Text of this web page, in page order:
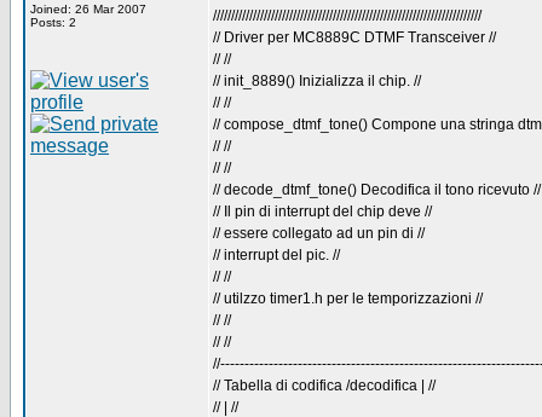
Joined: 26 Mar 2007
Posts: 2
//////////////////////////////////////////////////////////////////////////
// Driver per MC8889C DTMF Transceiver //
// //
// init_8889() Inizializza il chip. //
// //
// compose_dtmf_tone() Compone una stringa
// //
// //
// decode_dtmf_tone() Decodifica il tono ricevuto //
// Il pin di interrupt del chip deve //
// essere collegato ad un pin di //
// interrupt del pic. //
// //
// utilzzo timer1.h per le temporizzazioni //
// //
// //
// Tabella di codifica /decodifica | //
// | //